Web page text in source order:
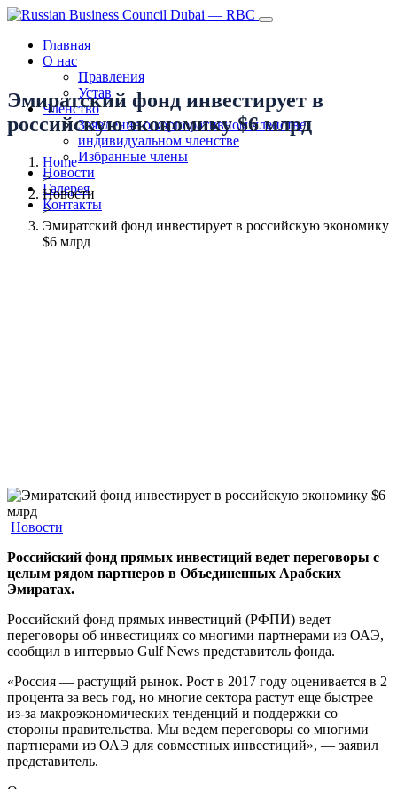
Главная
О нас
Правления
Устав
Членство
Заявление о корпоративном членстве
индивидуальном членстве
Избранные члены
Новости
Галерея
Контакты
Эмиратский фонд инвестирует в
российскую экономику $6 млрд
Home
>
Новости
>
Эмиратский фонд инвестирует в российскую экономику
$6 млрд
Новости
Российский фонд прямых инвестиций ведет переговоры с
целым рядом партнеров в Объединенных Арабских
Эмиратах.
Российский фонд прямых инвестиций (РФПИ) ведет
переговоры об инвестициях со многими партнерами из ОАЭ,
сообщил в интервью Gulf News представитель фонда.
«Россия — растущий рынок. Рост в 2017 году оценивается в 2
процента за весь год, но многие сектора растут еще быстрее
из-за макроэкономических тенденций и поддержки со
стороны правительства. Мы ведем переговоры со многими
партнерами из ОАЭ для совместных инвестиций», — заявил
представитель.